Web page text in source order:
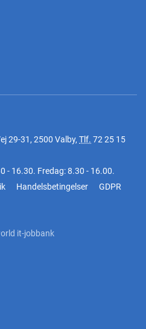
29-31, 2500 Valby, Tlf. 72 25 15
- 16.30. Fredag: 8.30 - 16.00.
Handelsbetingelser
GDPR